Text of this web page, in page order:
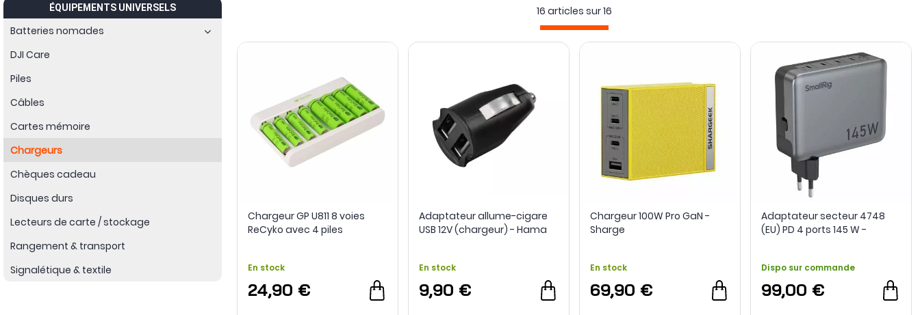
tandis qu’unchargeur de piles et d’accus
peut prendre en charge des formats AA, AAA ou d’autres cellules compatibles. Nombre de ports, puissance disponible, protocole de charge et
câble utilisé doivent toujours correspondre au matériel branché : un chargeur puissant n’accélère la recharge que si l’appareil accepte cette puissance.
ÉQUIPEMENTS UNIVERSELS
Batteries nomades
DJI Care
Piles
Câbles
Cartes mémoire
Chargeurs
Chèques cadeau
Disques durs
Lecteurs de carte / stockage
Rangement & transport
Signalétique & textile
16 articles sur16
Chargeur GP U811 8 voies
ReCyko avec 4 piles
incluses - GP Batteries
En stock
24,90 €
Adaptateur allume-cigare
USB 12V (chargeur) - Hama
En stock
9,90 €
Chargeur 100W Pro GaN -
Sharge
En stock
69,90 €
Adaptateur secteur 4748
(EU) PD 4 ports 145 W -
Dispo sur commande
99,00 €